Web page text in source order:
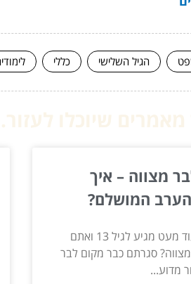
הגיל השלישי כללי
מצווה – איך
המושלם?
הבן שלכם ממש עוד מעט מגיע לגיל 13 ואתם
סגרתם כבר מקום לבר
מדוע...